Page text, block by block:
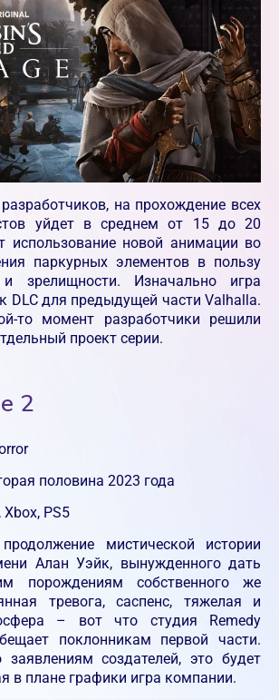
на прохождение всех
уйдет в среднем от 15 до 20
использование новой анимации во
паркурных элементов в пользу
зрелищности. Изначально игра
DLC для предыдущей части Valhalla.
то момент разработчики решили
проект серии.
2
половина 2023 года
PS5
мистической истории
Алан Уэйк, вынужденного дать
порождениям собственного же
тревога, саспенс, тяжелая и
– вот что студия Remedy
поклонникам первой части.
создателей, это будет
в плане графики игра компании.